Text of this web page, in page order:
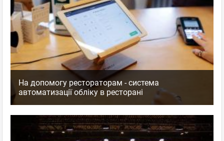
На допомогу рестораторам - система
автоматизації обліку в ресторані